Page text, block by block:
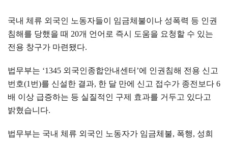
국내 체류 외국인 노동자들이 임금체불이나 성폭력 등 인권
침해를 당했을 때 20개 언어로 즉시 도움을 요청할 수 있는
전용 창구가 마련됐다.
법무부는 ‘1345 외국인종합안내센터 ’에 인권침해 전용 신고
번호(1 번)를 신설한 결과, 한 달 만에 신고 접수가 종전보다 6
배 이상 급증하는 등 실질적인 구제 효과를 거두고 있다고
밝혔습니다.
법무부는 국내 체류 외국인 노동자가 임금체불, 폭행, 성희